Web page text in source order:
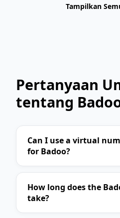
Neteller
Yahoo
ProtonMail
Spotify
Disney+
HBO Max
Telegram Business
Line
Viber
KakaoTalk
Signal
Zoom
Tampilkan
Pertanyaan
tentang
Can I use a virtual
for Badoo?
How long does the
take?